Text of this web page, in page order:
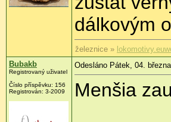
dálkovým
železnice »
Bubakb
Registrovaný uživatel
Číslo příspěvku: 156
Registrován: 3-2009
Odesláno Pátek, 04.
Menšia